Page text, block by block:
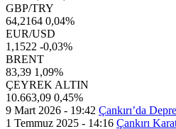
GBP/TRY
64,2164 0,04%
EUR/USD
1,1522 -0,03%
BRENT
83,39 1,09%
ÇEYREK ALTIN
10.663,09 0,45%
9 Mart 2026 - 19:42 Çankırı’da
1 Temmuz 2025 - 14:16 Çankırı